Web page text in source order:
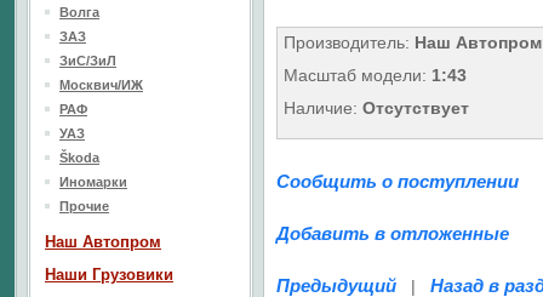
Производитель: Наш Автопром
Масштаб модели: 1:43
Наличие: Отсутствует
Сообщить о поступлении
Добавить в отложенные
Предыдущий | Назад в
Волга
ЗАЗ
ЗиС/ЗиЛ
Москвич/ИЖ
РАФ
УАЗ
Škoda
Иномарки
Прочие
Наш Aвтопром
Наши Грузовики